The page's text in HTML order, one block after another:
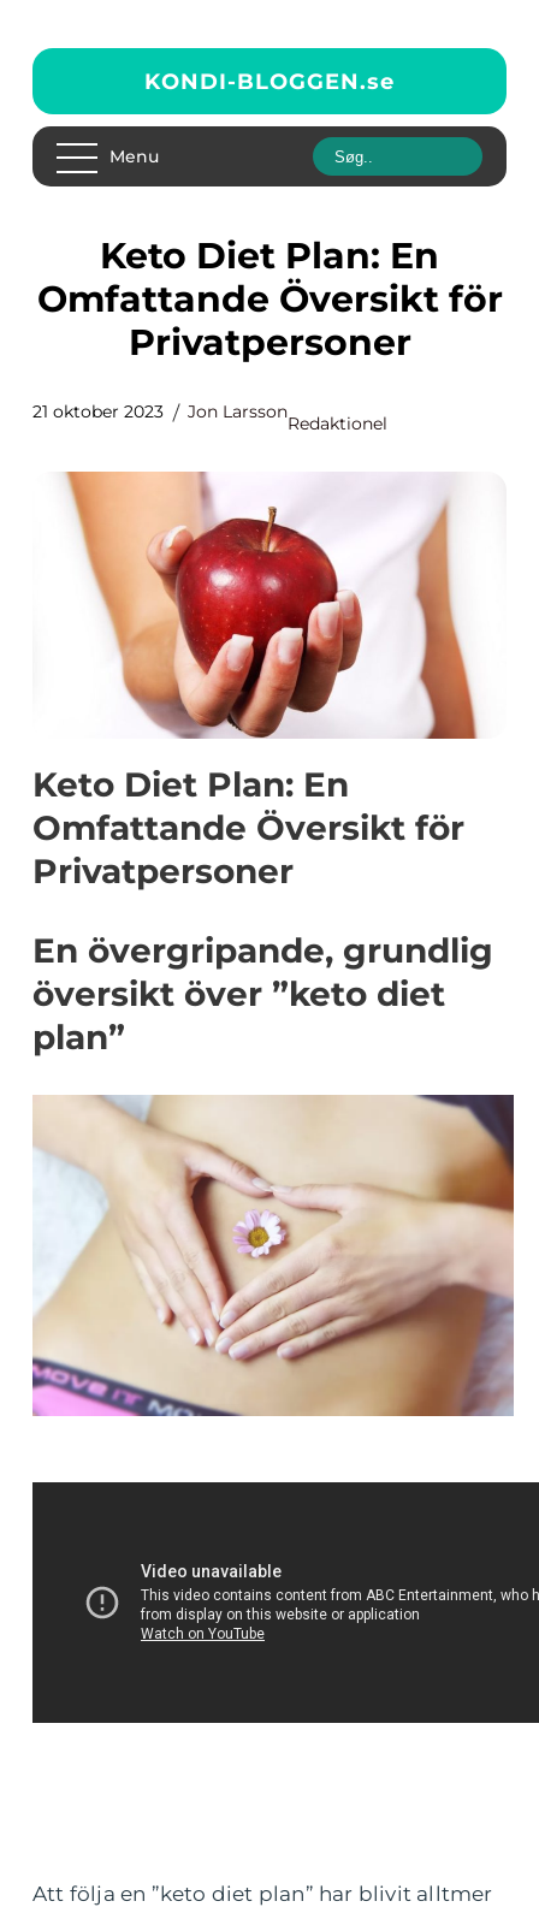
KONDI-BLOGGEN.se
Menu
Keto Diet Plan: En
Omfattande Översikt för
Privatpersoner
21 oktober 2023 Jon Larsson
Redaktionel
Keto Diet Plan: En
Omfattande Översikt för
Privatpersoner
En övergripande, grundlig
översikt över ”keto diet
plan”
Att följa en ”keto diet plan” har blivit alltmer